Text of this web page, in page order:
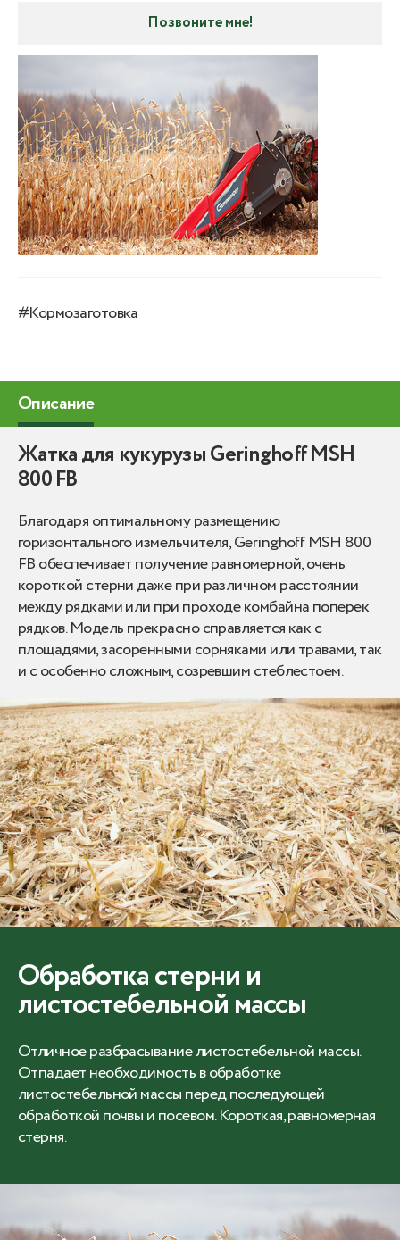
Позвоните мне!
#Кормозаготовка
Описание
Жатка для кукурузы Geringhoff MSH
800 FB
Благодаря оптимальному размещению
горизонтального измельчителя, Geringhoff MSH 800
FB обеспечивает получение равномерной, очень
короткой стерни даже при различном расстоянии
между рядками или при проходе комбайна поперек
рядков. Модель прекрасно справляется как с
площадями, засоренными сорняками или травами, так
и с особенно сложным, созревшим стеблестоем.
Обработка стерни и
листостебельной массы
Отличное разбрасывание листостебельной массы.
Отпадает необходимость в обработке
листостебельной массы перед последующей
обработкой почвы и посевом. Короткая, равномерная
стерня.